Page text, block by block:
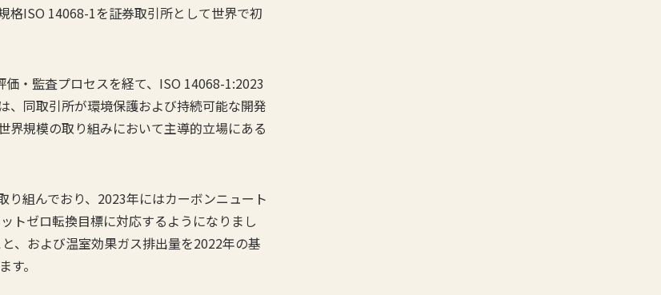
格ISO 14068-1を証券取引所として世界で初
・監査プロセスを経て、ISO 14068-1:2023
、同取引所が環境保護および持続可能な開発
界規模の取り組みにおいて主導的立場にある
組んでおり、2023年にはカーボンニュート
トゼロ転換目標に対応するようになりまし
、および温室効果ガス排出量を2022年の基
。